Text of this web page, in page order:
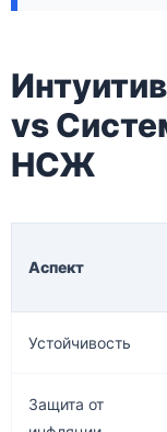
vs
НСЖ
Аспект
Устойчивость
Защита от